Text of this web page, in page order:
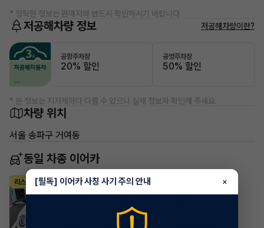
* 정확한 정보는 판매자와 반드시 확인하시기 바랍니다.
저공해차량 정보 저공해차량이란?
공항주차장
20% 할인
공영주차장
50% 할인
* 본 정보는 지자체마다 다를 수 있으니 실제 정보와 확인해 주세요.
차량 위치
서울 송파구 거여동
동일 차종 이어카
리스 미니 클럽맨
2022년·2.0 Cooper D Classic Clubman
658,104원 X
1개월 전
[필독] 이어카 사칭 사기 주의 안내 ×